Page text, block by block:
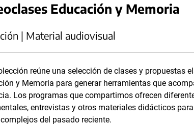
Educación y Memoria
| Material audiovisual
reúne una selección de clases y propuestas
y Memoria para generar herramientas que
Los programas que compartimos ofrecen
entrevistas y otros materiales didácticos
del pasado reciente.